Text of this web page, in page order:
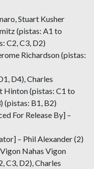
Stuart Kusher
(pistas: A1 to
C2, C3, D2)
Richardson (pistas:
D4), Charles
Hinton (pistas: C1 to
(pistas: B1, B2)
For Release By] –
– Phil Alexander (2)
Nahas Vigon
C3, D2), Charles